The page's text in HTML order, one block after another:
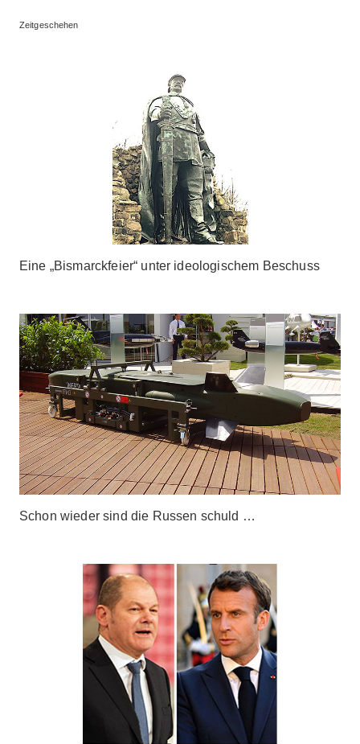
Zeitgeschehen
Eine „Bismarckfeier“ unter ideologischem Beschuss
Schon wieder sind die Russen schuld …